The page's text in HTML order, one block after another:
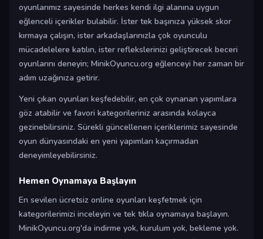
oyunlarımız sayesinde herkes kendi ilgi alanına uygun
eğlenceli içerikler bulabilir. İster tek başınıza yüksek skor
kırmaya çalışın, ister arkadaşlarınızla çok oyunculu
mücadelelere katılın, ister reflekslerinizi geliştirecek beceri
oyunlarını deneyin; MinikOyuncu.org eğlenceyi her zaman bir
adım uzağınıza getirir.
Yeni çıkan oyunları keşfedebilir, en çok oynanan yapımlara
göz atabilir ve favori kategorileriniz arasında kolayca
gezinebilirsiniz. Sürekli güncellenen içeriklerimiz sayesinde
oyun dünyasındaki en yeni yapımları kaçırmadan
deneyimleyebilirsiniz.
Hemen Oynamaya Başlayın
En sevilen ücretsiz online oyunları keşfetmek için
kategorilerimizi inceleyin ve tek tıkla oynamaya başlayın.
MinikOyuncu.org'da indirme yok, kurulum yok, bekleme yok.